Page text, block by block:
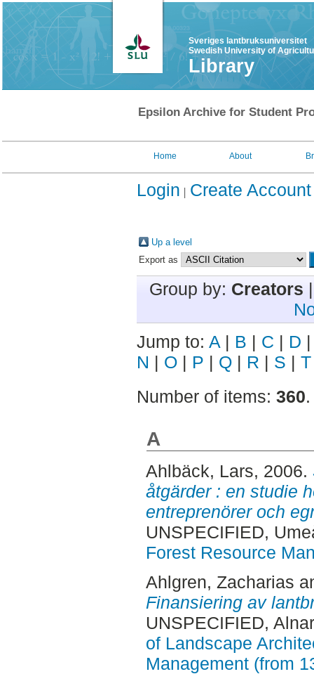
Sveriges lantbruksuniversitet
Swedish University of
Library
Epsilon Archive for Student
Home About
Login Create Account
Up a level
Export as
Group by: Creators
Jump to: A | B | C | D
N | O | P | Q | R | S | T
Number of items: 360.
A
Ahlbäck, Lars, 2006.
åtgärder : en studie
entreprenörer och
UNSPECIFIED,
Forest Resource
Ahlgren, Zacharias
Finansiering av
UNSPECIFIED,
of Landscape
Management (from